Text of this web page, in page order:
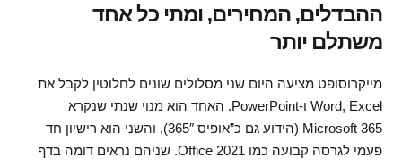
ההבדלים, המחירים, ומתי כל אחד
משתלם יותר
מייקרוסופט מציעה היום שני מסלולים שונים לחלוטין לקבל את
Word, Excel ו-PowerPoint. האחד הוא מנוי שנתי שנקרא
Microsoft 365 (הידוע גם כ”אופיס 365″), והשני הוא רישיון חד
פעמי לגרסה קבועה כמו Office 2021. שניהם נראים דומה בדף